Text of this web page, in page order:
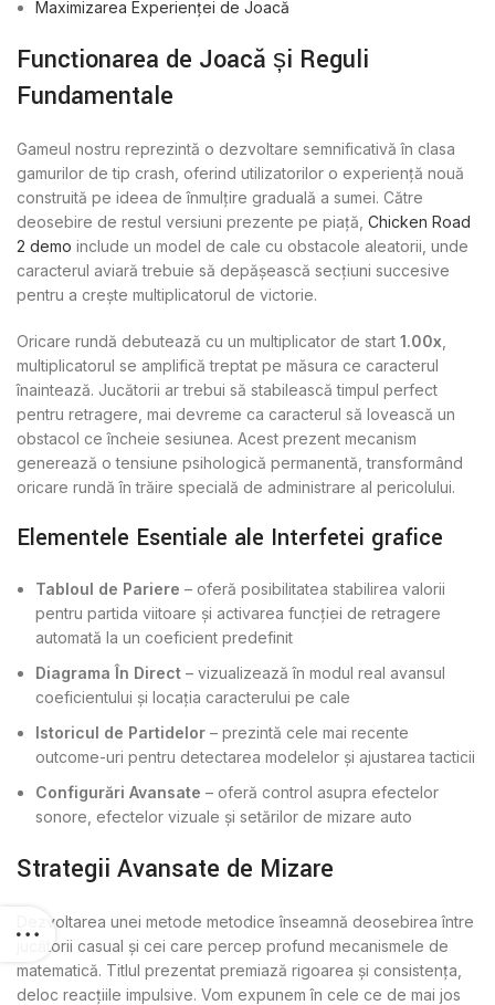
Maximizarea Experienței de Joacă
Funcționarea de Joacă și Reguli
Fundamentale
Gameul nostru reprezintă o dezvoltare semnificativă în clasa
gamurilor de tip crash, oferind utilizatorilor o experiență nouă
construită pe ideea de înmulțire graduală a sumei. Către
deosebire de restul versiuni prezente pe piață, Chicken Road
2 demo include un model de cale cu obstacole aleatorii, unde
caracterul aviară trebuie să depășească secțiuni succesive
pentru a crește multiplicatorul de victorie.
Oricare rundă debutează cu un multiplicator de start 1.00x
multiplicatorul se amplifică treptat pe măsura ce caracterul
înaintează. Jucătorii ar trebui să stabilească timpul perfect
pentru retragere, mai devreme ca caracterul să lovească un
obstacol ce încheie sesiunea. Acest prezent mecanism
generează o tensiune psihologică permanentă, transformând
oricare rundă în trăire specială de administrare al pericolului.
Elementele Esențiale ale Interfeței grafice
Tabloul de Pariere – oferă posibilitatea stabilirea valorii
pentru partida viitoare și activarea funcției de retragere
automată la un coeficient predefinit
Diagrama În Direct – vizualizează în modul real avansul
coeficientului și locația caracterului pe cale
Istoricul de Partidelor – prezintă cele mai recente
outcome-uri pentru detectarea modelelor și ajustarea tacticii
Configurări Avansate – oferă control asupra efectelor
sonore, efectelor vizuale și setărilor de mizare auto
Strategii Avansate de Mizare
Dezvoltarea unei metode metodice înseamnă deosebirea între
jucătorii casual și cei care percep profund mecanismele de
matematică. Titlul prezentat premiază rigoarea și consistența,
deloc reacțiile impulsive. Vom expunem în cele ce de mai jos